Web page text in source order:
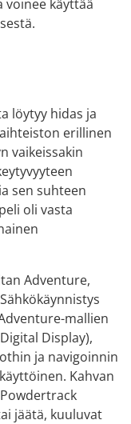
voinee käyttää
löytyy hidas ja
erillinen
vaikeissakin
sen suhteen
oli vasta
Adventure,
mallien
Display),
ja navigoinnin
Kahvan
jäätä, kuuluvat